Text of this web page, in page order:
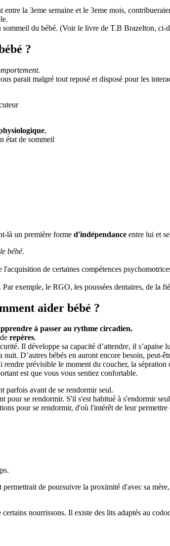
entre la 3eme semaine et le 3eme mois,
du bébé. (Voir le livre de T.B Brazelton, ci-
?
parait malgré tout reposé et disposé pour les
,
état de sommeil
là un première forme d'indépendance entre lui et
bébé.
de certaines compétences
exemple, le RGO, les poussées dentaires, de la
aider bébé ?
à passer au rythme circadien.
repères.
Il développe sa capacité d’attendre, il
D’autres bébés en auront encore besoin, peut-
rendre prévisible le moment du coucher, la sépration
est que vous vous sentiez confortable.
parfois avant de se rendormir seul.
pour se rendormir. S'il s'est habitué à s'endormir
pour se rendormir, d'où l'intérêt de leur
de poursuivre la proximité d'avec sa
nourrissons. Il existe des lits adaptés au